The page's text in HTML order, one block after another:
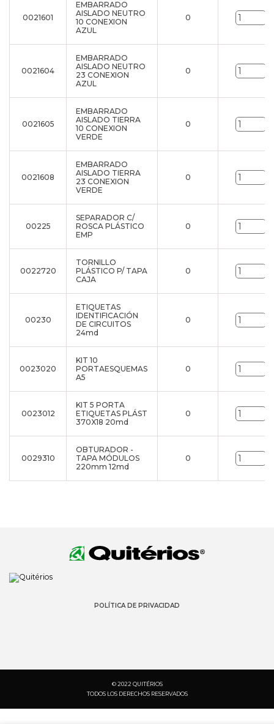
0021601
EMBARRADO
AISLADO NEUTRO
10 CONEXION
AZUL
0
0021604
EMBARRADO
AISLADO NEUTRO
23 CONEXION
AZUL
0
0021605
EMBARRADO
AISLADO TIERRA
10 CONEXION
VERDE
0
0021608
EMBARRADO
AISLADO TIERRA
23 CONEXION
VERDE
0
00225
SEPARADOR C/
ROSCA PLÁSTICO
EMP
0
0022720
TORNILLO
PLÁSTICO P/ TAPA
CAJA
0
00230
ETIQUETAS
IDENTIFICACIÓN
DE CIRCUITOS
24md
0
0023020
KIT 10
PORTAESQUEMAS
A5
0
0023012
KIT 5 PORTA
ETIQUETAS PLÁST
370X18 20md
0
0029310
OBTURADOR -
TAPA MÓDULOS
220mm 12md
0
POLÍTICA DE PRIVACIDAD
© 2022 QUITÉRIOS
TODOS LOS DERECHOS RESERVADOS